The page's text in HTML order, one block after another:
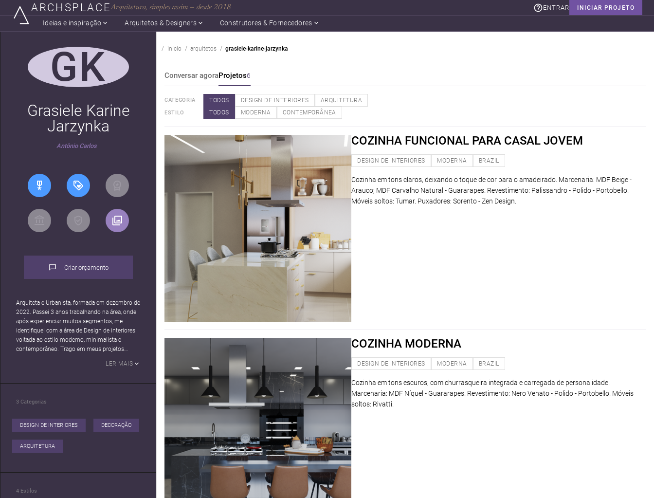
ARCHSPLACEArquitetura, simples assim — desde 2018 INICIAR PROJETO
ENTRAR
Ideias e inspiração Arquitetos & Designers Construtores & Fornecedores
GK
Grasiele Karine
Jarzynka
Antônio Carlos
Criar orçamento
Arquiteta e Urbanista, formada em dezembro de
2022. Passei 3 anos trabalhando na área, onde
após experienciar muitos segmentos, me
identifiquei com a área de Design de interiores
voltada ao estilo moderno, minimalista e
contemporâneo. Trago em meus projetos
LER MAIS
3 Categorias
DESIGN DE INTERIORES DECORAÇÃO
ARQUITETURA
4 Estilos
início arquitetos grasiele-karine-jarzynka
Conversar agoraProjetos6
CATEGORIA TODOS DESIGN DE INTERIORES ARQUITETURA
ESTILO TODOS MODERNA CONTEMPORÂNEA
COZINHA FUNCIONAL PARA CASAL JOVEM
DESIGN DE INTERIORES MODERNA BRAZIL
Cozinha em tons claros, deixando o toque de cor para o amadeirado. Marcenaria: MDF Beige -
Arauco; MDF Carvalho Natural - Guararapes. Revestimento: Palissandro - Polido - Portobello.
Móveis soltos: Tumar. Puxadores: Sorento - Zen Design.
COZINHA MODERNA
DESIGN DE INTERIORES MODERNA BRAZIL
Cozinha em tons escuros, com churrasqueira integrada e carregada de personalidade.
Marcenaria: MDF Níquel - Guararapes. Revestimento: Nero Venato - Polido - Portobello. Móveis
soltos: Rivatti.